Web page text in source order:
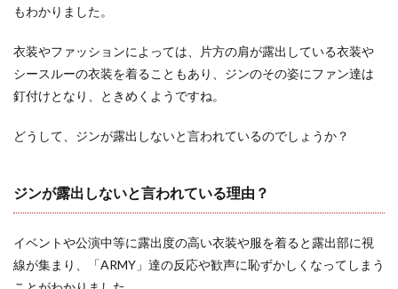
もわかりました。
衣装やファッションによっては、片方の肩が露出している衣装や
シースルーの衣装を着ることもあり、ジンのその姿にファン達は
釘付けとなり、ときめくようですね。
どうして、ジンが露出しないと言われているのでしょうか？
ジンが露出しないと言われている理由？
イベントや公演中等に露出度の高い衣装や服を着ると露出部に視
線が集まり、「ARMY」達の反応や歓声に恥ずかしくなってしまう